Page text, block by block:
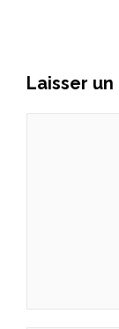
Laisser